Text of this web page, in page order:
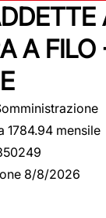
A FILO
1784.94 mensile
8/8/2026